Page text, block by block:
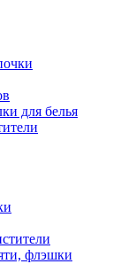
для белья
флэшки